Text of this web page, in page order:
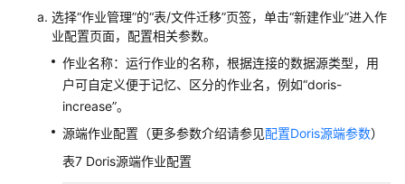
选择“作业管理”的“表/文件迁移”页签，单击“新建作业”进入作
业配置页面，配置相关参数。
作业名称：运行作业的名称，根据连接的数据源类型，用
户可自定义便于记忆、区分的作业名，例如“doris-
increase”。
源端作业配置（更多参数介绍请参见配置Doris源端参数）
表7 Doris源端作业配置